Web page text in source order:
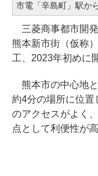
市電「辛島町」駅か
三菱商事都市開
熊本新市街（仮称
工、2023年初めに
熊本市の中心地
約4分の場所に位置
のアクセスがよく
点として利便性が